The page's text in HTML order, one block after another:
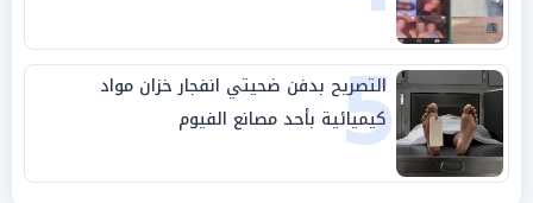
5
التصريح بدفن ضحيتي انفجار خزان مواد
كيميائية بأحد مصانع الفيوم